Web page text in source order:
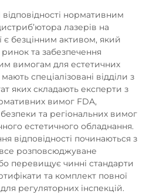
нормативним
лазерів на
є безцінним активом, який
та забезпечення
вимогам для естетичних
спеціалізовані відділи з
яких складають експерти з
вимог FDA,
та регіональних вимог
естетичного обладнання.
відповідності починаються з
розповсюджуване
перевищує чинні стандарти
та комплект повної
регуляторних інспекцій.